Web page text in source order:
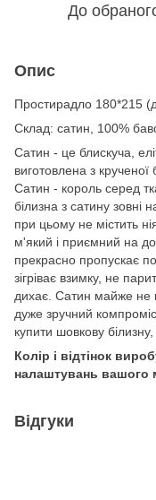
До
Опис
Простирадло 180*215
Cклад: сатин, 100%
Сатин - це блискуча,
виготовлена з крученої
Сатин - король серед
білизна з сатину зовні
при цьому не містить
м'який і приємний на
прекрасно пропускає
зігріває взимку, не
дихає. Сатин майже не
дуже зручний
купити шовкову
Колір і відтінок
налаштувань вашого
Відгуки